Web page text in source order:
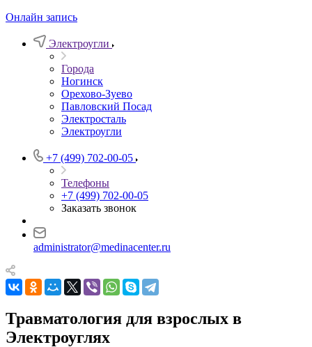
Онлайн запись
Электроугли
Города
Ногинск
Орехово-Зуево
Павловский Посад
Электросталь
Электроугли
+7 (499) 702-00-05
Телефоны
+7 (499) 702-00-05
Заказать звонок
administrator@medinacenter.ru
Травматология для взрослых в
Электроуглях